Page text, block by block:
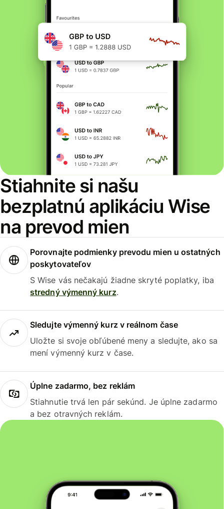
Stiahnite si našu
bezplatnú aplikáciu Wise
na prevod mien
Porovnajte podmienky prevodu mien u ostatných
poskytovateľov
S Wise vás nečakajú žiadne skryté poplatky, iba
stredný výmenný kurz.
Sledujte výmenný kurz v reálnom čase
Uložte si svoje obľúbené meny a sledujte, ako sa
mení výmenný kurz v čase.
Úplne zadarmo, bez reklám
Stiahnutie trvá len pár sekúnd. Je úplne zadarmo
a bez otravných reklám.